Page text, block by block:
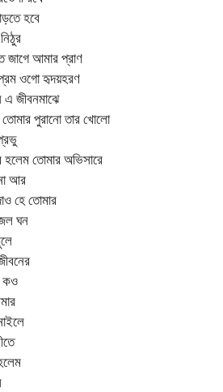
হবে
জাগে আমার প্রাণ
ওগো হৃদয়হরণ
জীবনমাঝে
পুরানো তার খোলো
তোমার অভিসারে
আর
হে তোমার
ঘন
কও